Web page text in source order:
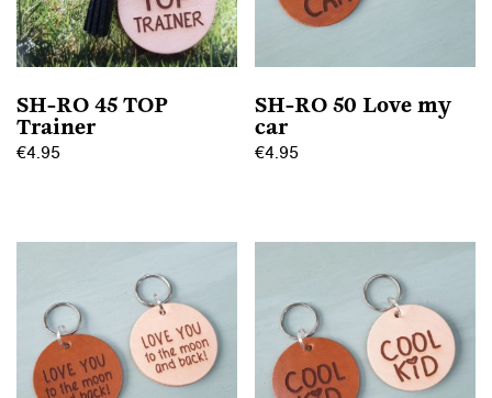
SH-RO 45 TOP
Trainer
€4.95
variaties.
Deze
optie
SH-RO 50 Love my
car
€4.95
variaties.
Deze
optie